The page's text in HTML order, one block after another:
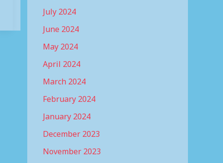
July 2024
June 2024
May 2024
April 2024
March 2024
February 2024
January 2024
December 2023
November 2023